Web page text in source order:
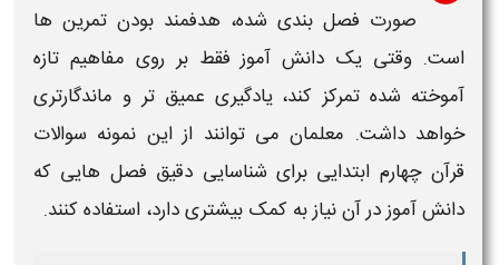
صورت فصل بندی شده، هدفمند بودن تمرین ها
است. وقتی یک دانش آموز فقط بر روی مفاهیم تازه
آموخته شده تمرکز کند، یادگیری عمیق تر و ماندگارتری
خواهد داشت. معلمان می توانند از این نمونه سوالات
قرآن چهارم ابتداییبرای شناسایی دقیق فصل هایی که
دانش آموز در آن نیاز به کمک بیشتری دارد، استفاده کنند.